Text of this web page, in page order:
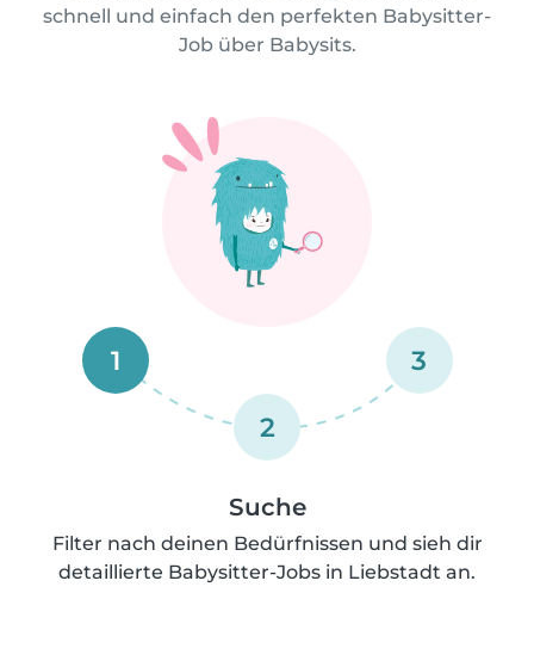
schnell und einfach den perfekten Babysitter-
Job über Babysits.
1
2
3
Suche
Filter nach deinen Bedürfnissen und sieh dir
detaillierte Babysitter-Jobs in Liebstadt an.